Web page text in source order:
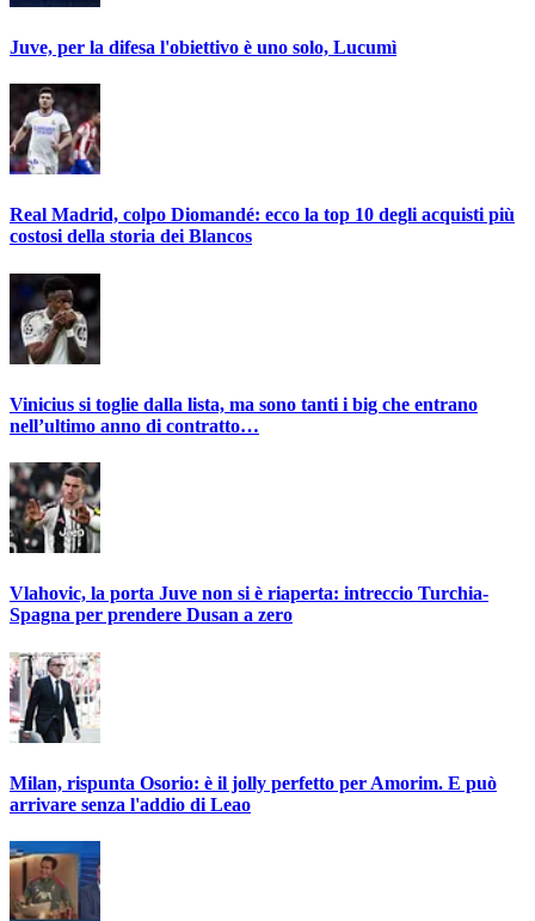
Juve, per la difesa l'obiettivo è uno solo, Lucumì
Real Madrid, colpo Diomandé: ecco la top 10 degli acquisti più
costosi della storia dei Blancos
Vinicius si toglie dalla lista, ma sono tanti i big che entrano
nell’ultimo anno di contratto…
Vlahovic, la porta Juve non si è riaperta: intreccio Turchia-
Spagna per prendere Dusan a zero
Milan, rispunta Osorio: è il jolly perfetto per Amorim. E può
arrivare senza l'addio di Leao